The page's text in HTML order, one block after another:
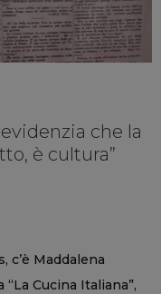
che la
è cultura”
c’è Maddalena
Cucina Italiana”,